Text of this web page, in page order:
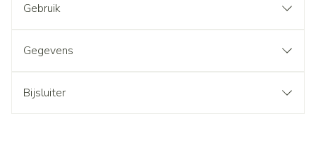
Gebruik
Gegevens
Bijsluiter